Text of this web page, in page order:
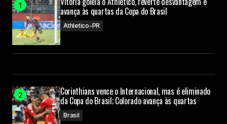
avança às quartas da Copa do Brasil
Athletico-PR
Corinthians vence o Internacional, mas é eliminado
da Copa do Brasil; Colorado avança às quartas
Brasil